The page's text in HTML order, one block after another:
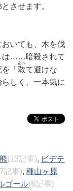
させます。
おいても、木を伐
は……暗殺されて
「 敢
あへ
て避けな
しく、一本気に
(13記事), ビヂテ
記事), 種山ヶ原
ゴール(6記事)